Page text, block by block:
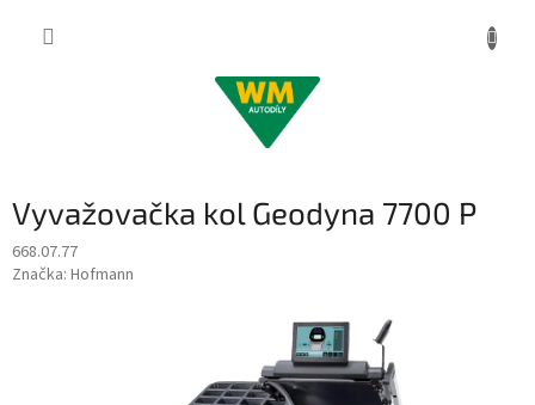
Vyvažovačka kol Geodyna 7700 P
668.07.77
Značka: Hofmann